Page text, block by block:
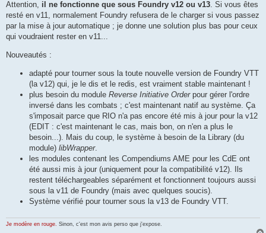
Attention, il ne fonctionne que sous Foundry v12 ou v13. Si vous êtes
resté en v11, normalement Foundry refusera de le charger si vous passez
par la mise à jour automatique ; je donne une solution plus bas pour ceux
qui voudraient rester en v11...
Nouveautés :
adapté pour tourner sous la toute nouvelle version de Foundry VTT
(la v12) qui, je le dis et le redis, est vraiment stable maintenant !
plus besoin du module Reverse Initiative Orderpour gérer l'ordre
inversé dans les combats ; c'est maintenant natif au système. Ça
s'imposait parce que RIO n'a pas encore été mis à jour pour la v12
(EDIT : c'est maintenant le cas, mais bon, on n'en a plus le
besoin...). Mais du coup, le système à besoin de la Library (du
module) libWrapper.
les modules contenant les Compendiums AME pour les CdE ont
été aussi mis à jour (uniquement pour la compatibilité v12). Ils
restent téléchargeables séparément et fonctionnent toujours aussi
sous la v11 de Foundry (mais avec quelques soucis).
Système vérifié pour tourner sous la v13 de Foundry VTT.
Je modère en rouge. Sinon, c'est mon avis perso que j'expose.